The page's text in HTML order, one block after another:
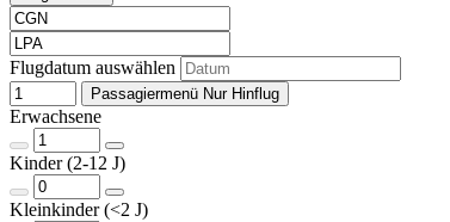
Flugdatum auswählen
Passagiermenü Nur Hinflug
Erwachsene
Kinder (2-12 J)
Kleinkinder (<2 J)